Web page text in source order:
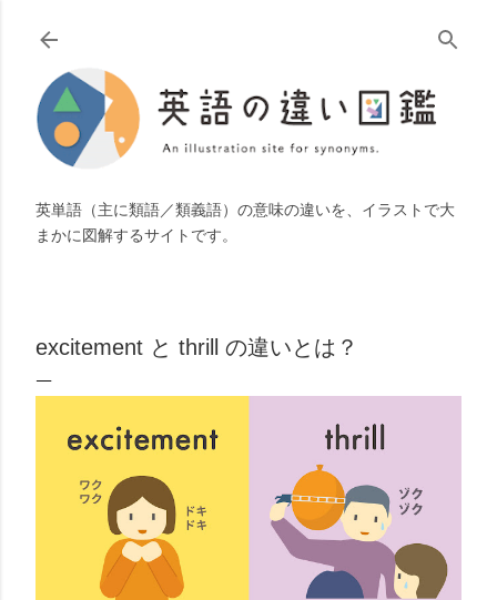
スキップしてメイン コンテンツに移動
英単語（主に類語／類義語）の意味の違いを、イラストで大
まかに図解するサイトです。
excitement と thrill の違いとは？